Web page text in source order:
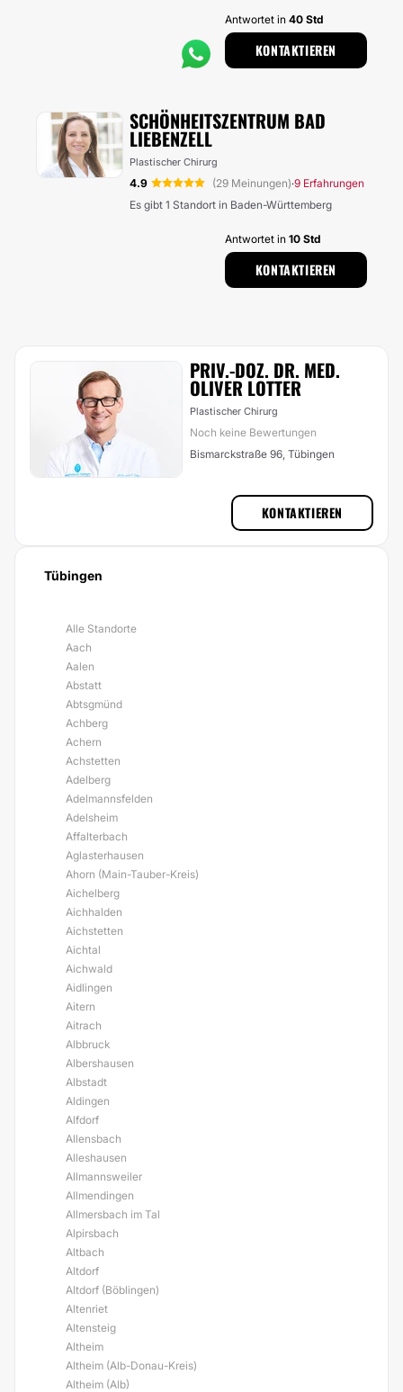
Antwortet in 40 Std
KONTAKTIEREN
SCHÖNHEITSZENTRUM BAD
LIEBENZELL
Plastischer Chirurg
4.9 (29 Meinungen)·9 Erfahrungen
Es gibt 1 Standort in Baden-Württemberg
Antwortet in 10 Std
KONTAKTIEREN
PRIV.-DOZ. DR. MED.
OLIVER LOTTER
Plastischer Chirurg
Noch keine Bewertungen
Bismarckstraße 96, Tübingen
KONTAKTIEREN
Tübingen
Alle Standorte
Aach
Aalen
Abstatt
Abtsgmünd
Achberg
Achern
Achstetten
Adelberg
Adelmannsfelden
Adelsheim
Affalterbach
Aglasterhausen
Ahorn (Main-Tauber-Kreis)
Aichelberg
Aichhalden
Aichstetten
Aichtal
Aichwald
Aidlingen
Aitern
Aitrach
Albbruck
Albershausen
Albstadt
Aldingen
Alfdorf
Allensbach
Alleshausen
Allmannsweiler
Allmendingen
Allmersbach im Tal
Alpirsbach
Altbach
Altdorf
Altdorf (Böblingen)
Altenriet
Altensteig
Altheim
Altheim (Alb-Donau-Kreis)
Altheim (Alb)